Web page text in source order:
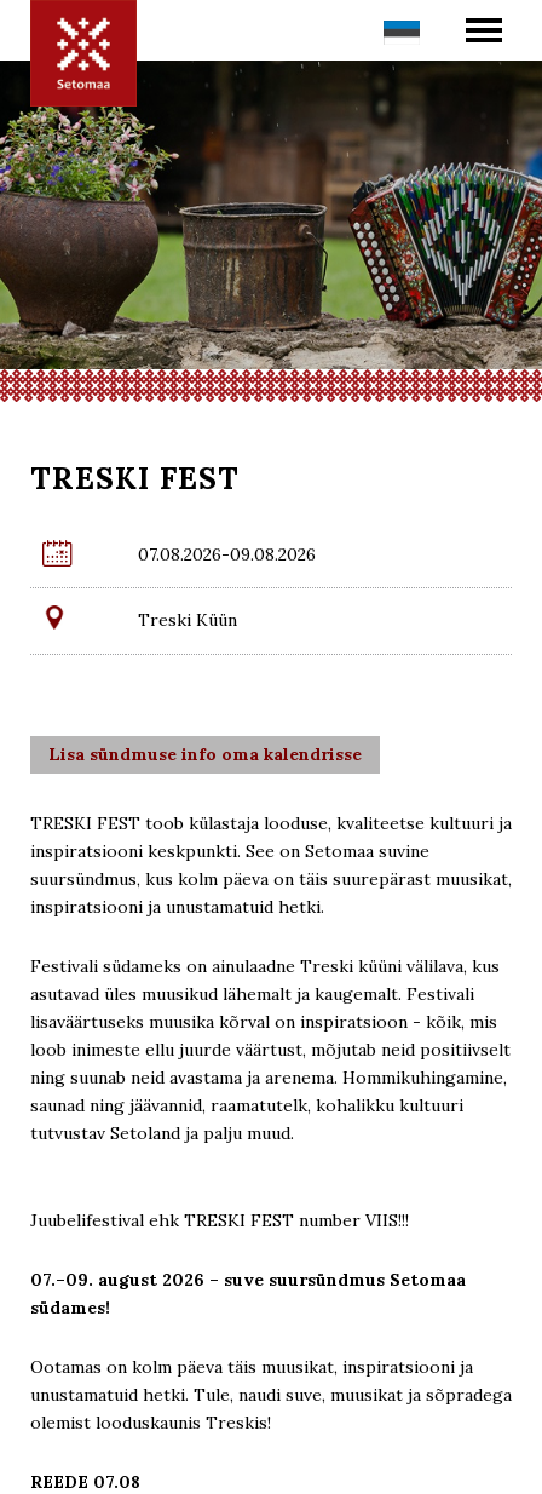
TRESKI FEST
 07.08.2026-09.08.2026
Treski Küün
Lisa sündmuse info oma kalendrisse
TRESKI FEST toob külastaja looduse, kvaliteetse kultuuri ja
inspiratsiooni keskpunkti. See on Setomaa suvine
suursündmus, kus kolm päeva on täis suurepärast muusikat,
inspiratsiooni ja unustamatuid hetki.
Festivali südameks on ainulaadne Treski küüni välilava, kus
asutavad üles muusikud lähemalt ja kaugemalt. Festivali
lisaväärtuseks muusika kõrval on inspiratsioon - kõik, mis
loob inimeste ellu juurde väärtust, mõjutab neid positiivselt
ning suunab neid avastama ja arenema. Hommikuhingamine,
saunad ning jäävannid, raamatutelk, kohalikku kultuuri
tutvustav Setoland ja palju muud.
Juubelifestival ehk TRESKI FEST number VIIS!!!
07.–09. august 2026 – suve suursündmus Setomaa
südames!
Ootamas on kolm päeva täis muusikat, inspiratsiooni ja
unustamatuid hetki. Tule, naudi suve, muusikat ja sõpradega
olemist looduskaunis Treskis!
REEDE 07.08